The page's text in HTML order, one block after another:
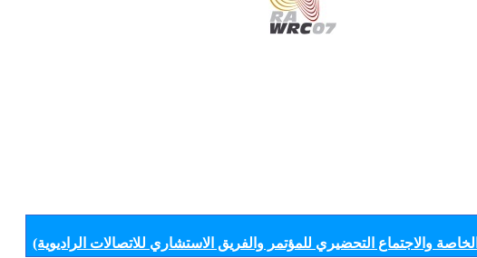
والاجتماع التحضيري للمؤتمر والفريق الاستشاري للاتصالات الراديوية)